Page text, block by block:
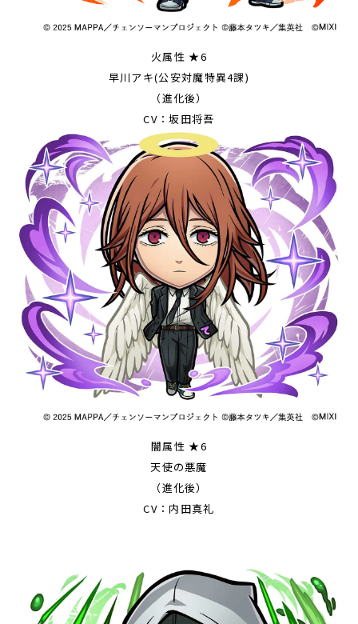
火属性 ★6
早川アキ(公安対魔特異4課)
（進化後）
CV：坂田将吾
闇属性 ★6
天使の悪魔
（進化後）
CV：内田真礼